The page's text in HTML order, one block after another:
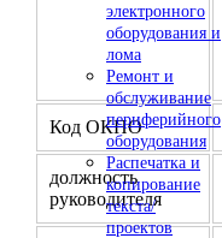
электронного
оборудования и
лома
Ремонт и
обслуживание
периферийного
оборудования
Распечатка и
копирование
текста/
проектов
Код ОКПО
должность
руководителя